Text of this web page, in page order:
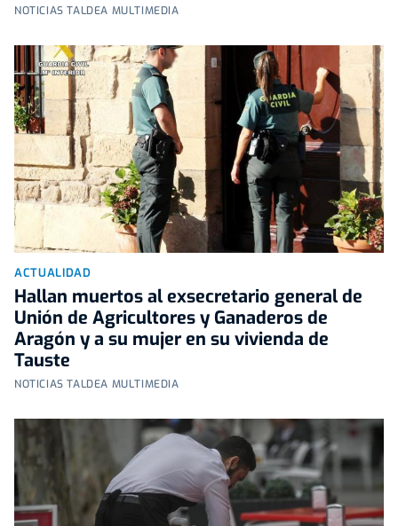
NOTICIAS TALDEA MULTIMEDIA
ACTUALIDAD
Hallan muertos al exsecretario general de
Unión de Agricultores y Ganaderos de
Aragón y a su mujer en su vivienda de
Tauste
NOTICIAS TALDEA MULTIMEDIA